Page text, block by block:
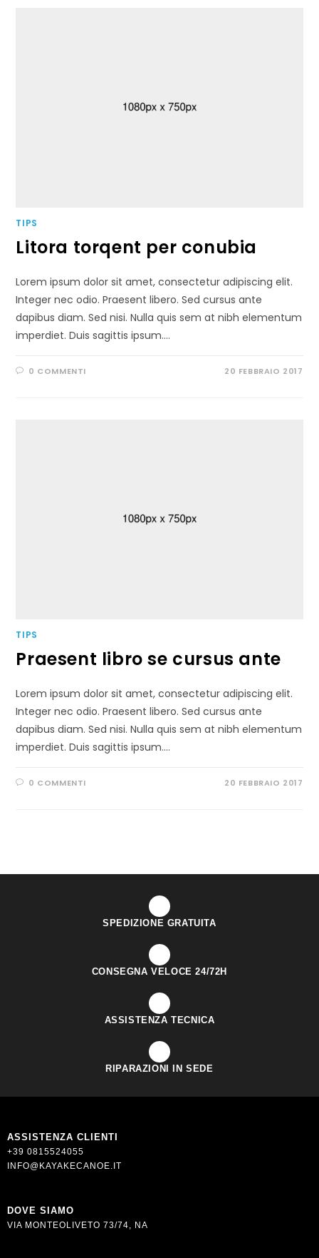
TIPS
Litora torqent per conubia
Lorem ipsum dolor sit amet, consectetur adipiscing elit.
Integer nec odio. Praesent libero. Sed cursus ante
dapibus diam. Sed nisi. Nulla quis sem at nibh elementum
imperdiet. Duis sagittis ipsum.…
0 COMMENTI 20 FEBBRAIO 2017
TIPS
Praesent libro se cursus ante
Lorem ipsum dolor sit amet, consectetur adipiscing elit.
Integer nec odio. Praesent libero. Sed cursus ante
dapibus diam. Sed nisi. Nulla quis sem at nibh elementum
imperdiet. Duis sagittis ipsum.…
0 COMMENTI 20 FEBBRAIO 2017
SPEDIZIONE GRATUITA
CONSEGNA VELOCE 24/72H
ASSISTENZA TECNICA
RIPARAZIONI IN SEDE
ASSISTENZA CLIENTI
+39 0815524055
INFO@KAYAKECANOE.IT
DOVE SIAMO
VIA MONTEOLIVETO 73/74, NA